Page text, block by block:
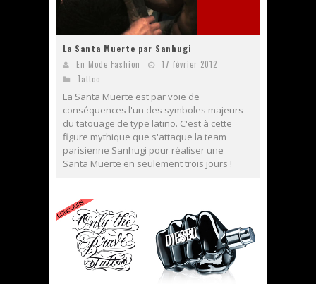
La Santa Muerte par Sanhugi
En Mode Fashion
17 février 2012
Tattoo
La Santa Muerte est par voie de
conséquences l'un des symboles majeurs
du tatouage de type latino. C'est à cette
figure mythique que s'attaque la team
parisienne Sanhugi pour réaliser une
Santa Muerte en seulement trois jours !